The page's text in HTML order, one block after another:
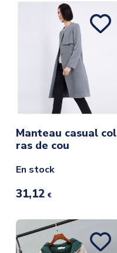
Manteau casual col
ras de cou
En stock
31,12 €